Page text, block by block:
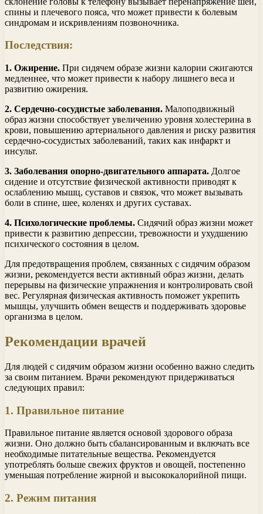
спины и плечевого пояса, что может привести к болевым
синдромам и искривлениям позвоночника.
Последствия:
1. Ожирение. При сидячем образе жизни калории сжигаются
медленнее, что может привести к набору лишнего веса и
развитию ожирения.
2. Сердечно-сосудистые заболевания. Малоподвижный
образ жизни способствует увеличению уровня холестерина в
крови, повышению артериального давления и риску развития
сердечно-сосудистых заболеваний, таких как инфаркт и
инсульт.
3. Заболевания опорно-двигательного аппарата. Долгое
сидение и отсутствие физической активности приводят к
ослаблению мышц, суставов и связок, что может вызывать
боли в спине, шее, коленях и других суставах.
4. Психологические проблемы. Сидячий образ жизни может
привести к развитию депрессии, тревожности и ухудшению
психического состояния в целом.
Для предотвращения проблем, связанных с сидячим образом
жизни, рекомендуется вести активный образ жизни, делать
перерывы на физические упражнения и контролировать свой
вес. Регулярная физическая активность поможет укрепить
мышцы, улучшить обмен веществ и поддерживать здоровье
организма в целом.
Рекомендации врачей
Для людей с сидячим образом жизни особенно важно следить
за своим питанием. Врачи рекомендуют придерживаться
следующих правил:
1. Правильное питание
Правильное питание является основой здорового образа
жизни. Оно должно быть сбалансированным и включать все
необходимые питательные вещества. Рекомендуется
употреблять больше свежих фруктов и овощей, постепенно
уменьшая потребление жирной и высококалорийной пищи.
2. Режим питания